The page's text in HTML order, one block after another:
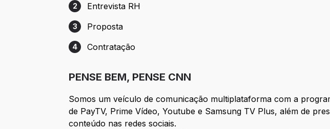
Etapa 2: Entrevista RH
2 Entrevista RH
Etapa 3: Proposta
3 Proposta
Etapa 4: Contratação
4 Contratação
PENSE BEM, PENSE CNN
Somos um veículo de comunicação multiplataforma com a
de PayTV, Prime Vídeo, Youtube e Samsung TV Plus, além de
conteúdo nas redes sociais.